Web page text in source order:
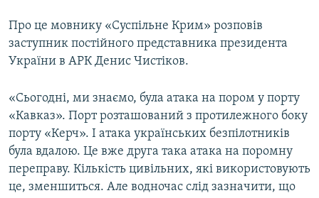
Про це мовнику «Суспільне Крим» розповів
заступник постійного представника президента
України в АРК Денис Чистіков.
«Сьогодні, ми знаємо, була атака на пором у порту
«Кавказ». Порт розташований з протилежного боку
порту «Керч». І атака українських безпілотників
була вдалою. Це вже друга така атака на поромну
переправу. Кількість цивільних, які використовують
це, зменшиться. Але водночас слід зазначити, що